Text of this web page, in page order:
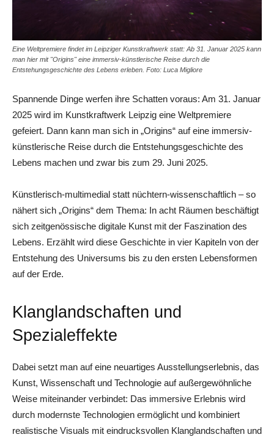
Eine Weltpremiere findet im Leipziger Kunstkraftwerk statt: Ab 31. Januar 2025 kann
man hier mit "Origins" eine immersiv-künstlerische Reise durch die
Entstehungsgeschichte des Lebens erleben. Foto: Luca Migliore
Spannende Dinge werfen ihre Schatten voraus: Am 31. Januar
2025 wird im Kunstkraftwerk Leipzig eine Weltpremiere
gefeiert. Dann kann man sich in „Origins“ auf eine immersiv-
künstlerische Reise durch die Entstehungsgeschichte des
Lebens machen und zwar bis zum 29. Juni 2025.
Künstlerisch-multimedial statt nüchtern-wissenschaftlich – so
nähert sich „Origins“ dem Thema: In acht Räumen beschäftigt
sich zeitgenössische digitale Kunst mit der Faszination des
Lebens. Erzählt wird diese Geschichte in vier Kapiteln von der
Entstehung des Universums bis zu den ersten Lebensformen
auf der Erde.
Klanglandschaften und
Spezialeffekte
Dabei setzt man auf eine neuartiges Ausstellungserlebnis, das
Kunst, Wissenschaft und Technologie auf außergewöhnliche
Weise miteinander verbindet: Das immersive Erlebnis wird
durch modernste Technologien ermöglicht und kombiniert
realistische Visuals mit eindrucksvollen Klanglandschaften und